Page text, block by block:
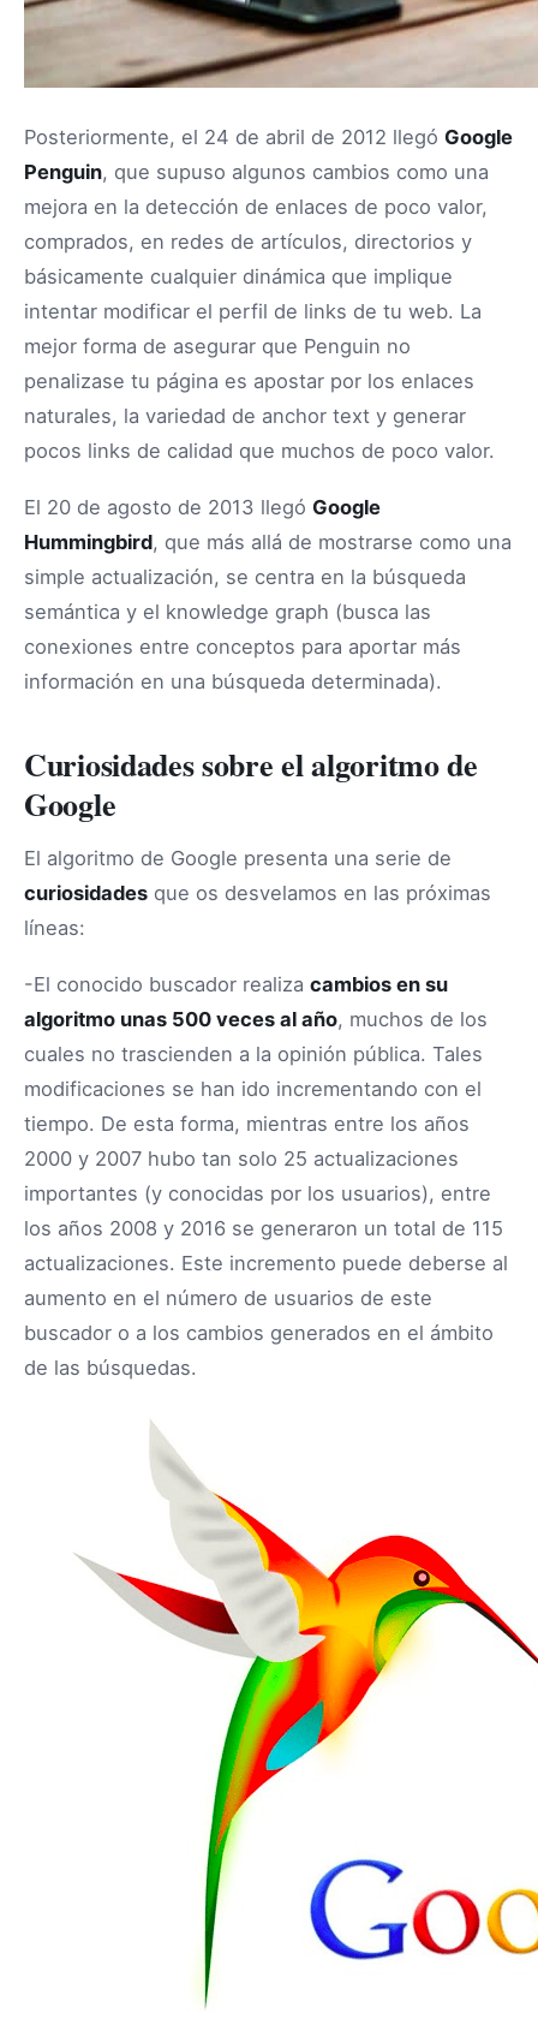
Posteriormente, el 24 de abril de 2012 llegó Google
Penguin, que supuso algunos cambios como una
mejora en la detección de enlaces de poco valor,
comprados, en redes de artículos, directorios y
básicamente cualquier dinámica que implique
intentar modificar el perfil de links de tu web. La
mejor forma de asegurar que Penguin no
penalizase tu página es apostar por los enlaces
naturales, la variedad de anchor text y generar
pocos links de calidad que muchos de poco valor.
El 20 de agosto de 2013 llegó Google
Hummingbird, que más allá de mostrarse como una
simple actualización, se centra en la búsqueda
semántica y el knowledge graph (busca las
conexiones entre conceptos para aportar más
información en una búsqueda determinada).
Curiosidades sobre el algoritmo de
Google
El algoritmo de Google presenta una serie de
curiosidades que os desvelamos en las próximas
líneas:
-El conocido buscador realiza cambios en su
algoritmo unas 500 veces al año, muchos de los
cuales no trascienden a la opinión pública. Tales
modificaciones se han ido incrementando con el
tiempo. De esta forma, mientras entre los años
2000 y 2007 hubo tan solo 25 actualizaciones
importantes (y conocidas por los usuarios), entre
los años 2008 y 2016 se generaron un total de 115
actualizaciones. Este incremento puede deberse al
aumento en el número de usuarios de este
buscador o a los cambios generados en el ámbito
de las búsquedas.